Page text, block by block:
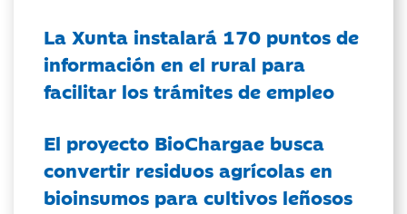
La Xunta instalará 170 puntos de
información en el rural para
facilitar los trámites de empleo
El proyecto BioChargae busca
convertir residuos agrícolas en
bioinsumos para cultivos leñosos